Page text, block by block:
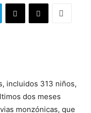
incluidos 313 niños,
dos meses
monzónicas, que